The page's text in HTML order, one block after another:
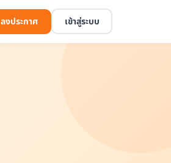
ลงประกาศ เข้าสู่ระบบ